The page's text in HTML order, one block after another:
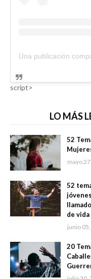
script>
LO MÁS
52
mayo
52
de vida
junio
20